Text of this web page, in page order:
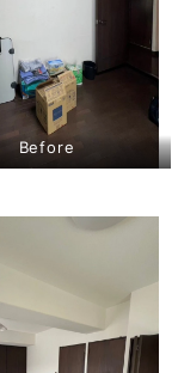
Before